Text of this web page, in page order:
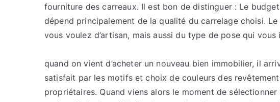
fourniture des carreaux. Il est bon de distinguer : Le
dépend principalement de la qualité du carrelage choisi.
vous voulez d’artisan, mais aussi du type de pose qui vous
quand on vient d’acheter un nouveau bien immobilier, il
satisfait par les motifs et choix de couleurs des
propriétaires. Quand viens alors le moment de